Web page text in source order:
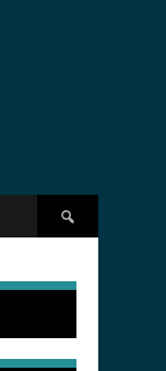
Suchen
nach: